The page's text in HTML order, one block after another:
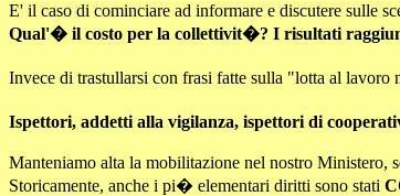
E' il caso di cominciare ad informare e discutere sulle
Qual'� il costo per la collettivit�? I risultati
Invece di trastullarsi con frasi fatte sulla "lotta al
Ispettori, addetti alla vigilanza, ispettori di
Manteniamo alta la mobilitazione nel nostro Ministero,
Storicamente, anche i pi� elementari diritti sono stati